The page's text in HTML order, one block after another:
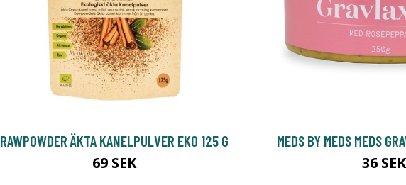
RAWPOWDER ÄKTA KANELPULVER EKO 125 G
69 SEK
MEDS BY MEDS MEDS
36 SEK